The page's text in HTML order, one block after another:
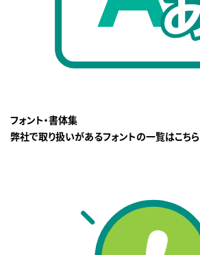
フォント・書体集
弊社で取り扱いがあるフォントの一覧はこちら